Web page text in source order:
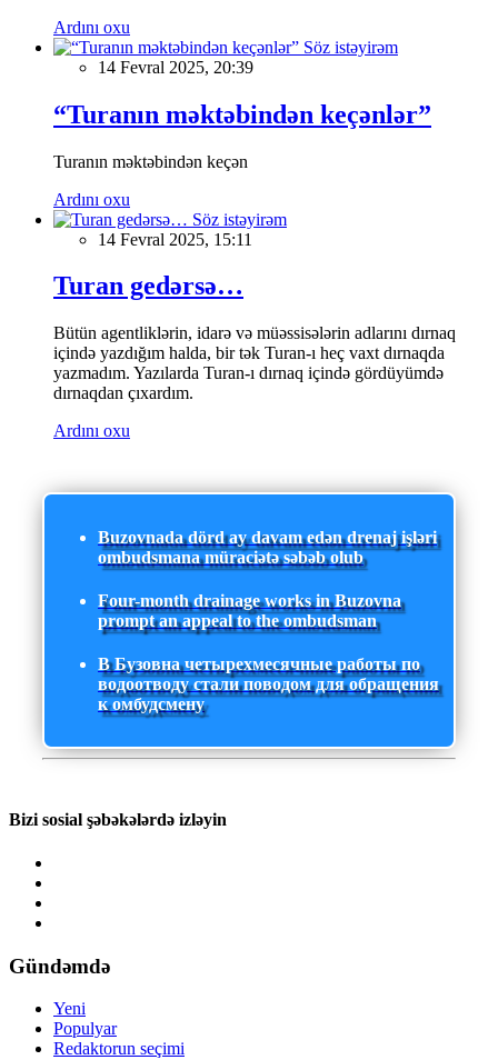
Ardını oxu
Söz istəyirəm
14 Fevral 2025, 20:39
“Turanın məktəbindən keçənlər”
Turanın məktəbindən keçən
Ardını oxu
Söz istəyirəm
14 Fevral 2025, 15:11
Turan gedərsə…
Bütün agentliklərin, idarə və müəssisələrin adlarını dırnaq
içində yazdığım halda, bir tək Turan-ı heç vaxt dırnaqda
yazmadım. Yazılarda Turan-ı dırnaq içində gördüyümdə
dırnaqdan çıxardım.
Ardını oxu
Buzovnada dörd ay davam edən drenaj işləri
ombudsmana müraciətə səbəb olub
Four-month drainage works in Buzovna
prompt an appeal to the ombudsman
В Бузовна четырехмесячные работы по
водоотводу стали поводом для обращения
к омбудсмену
Bizi sosial şəbəkələrdə izləyin
Gündəmdə
Yeni
Populyar
Redaktorun seçimi